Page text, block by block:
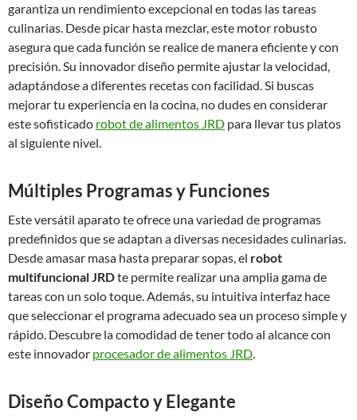
garantiza un rendimiento excepcional en todas las tareas
culinarias. Desde picar hasta mezclar, este motor robusto
asegura que cada función se realice de manera eficiente y con
precisión. Su innovador diseño permite ajustar la velocidad,
adaptándose a diferentes recetas con facilidad. Si buscas
mejorar tu experiencia en la cocina, no dudes en considerar
este sofisticado robot de alimentos JRD para llevar tus platos
al siguiente nivel.
Múltiples Programas y Funciones
Este versátil aparato te ofrece una variedad de programas
predefinidos que se adaptan a diversas necesidades culinarias.
Desde amasar masa hasta preparar sopas, el robot
multifuncional JRDte permite realizar una amplia gama de
tareas con un solo toque. Además, su intuitiva interfaz hace
que seleccionar el programa adecuado sea un proceso simple y
rápido. Descubre la comodidad de tener todo al alcance con
este innovador procesador de alimentos JRD.
Diseño Compacto y Elegante